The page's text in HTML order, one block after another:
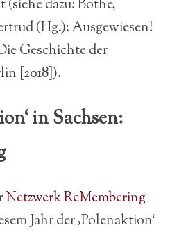
dazu: Bothe,
(Hg.): Ausgewiesen!
Geschichte der
[2018]).
in Sachsen:
Netzwerk ReMembering
Jahr der ‚Polenaktion‘